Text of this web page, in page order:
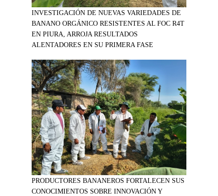
INVESTIGACIÓN DE NUEVAS VARIEDADES DE
BANANO ORGÁNICO RESISTENTES AL FOC R4T
EN PIURA, ARROJA RESULTADOS
ALENTADORES EN SU PRIMERA FASE
PRODUCTORES BANANEROS FORTALECEN SUS
CONOCIMIENTOS SOBRE INNOVACIÓN Y